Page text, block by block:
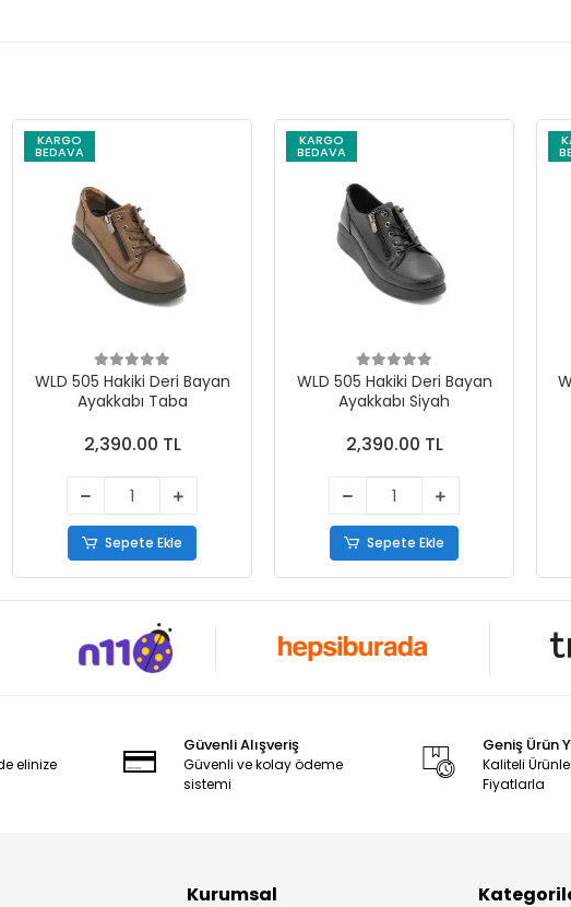
KARGO
BEDAVA
WLD 505 Hakiki Deri Bayan
Ayakkabı Taba
2,390.00 TL
Sepete Ekle
KARGO
BEDAVA
WLD 505 Hakiki Deri Bayan
Ayakkabı Siyah
2,390.00 TL
Sepete Ekle
elinize
Güvenli Alışveriş
Güvenli ve kolay ödeme
sistemi
Geniş Ürün
Kaliteli
Fiyatlarla
Kurumsal